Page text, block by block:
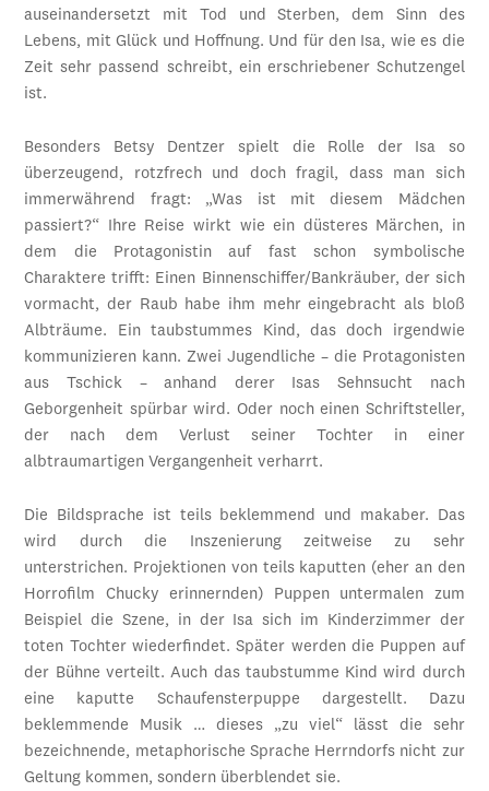
auseinandersetzt mit Tod und Sterben, dem Sinn des
Lebens, mit Glück und Hoffnung. Und für den Isa, wie es die
Zeit sehr passend schreibt, ein erschriebener Schutzengel
ist.
Besonders Betsy Dentzer spielt die Rolle der Isa so
überzeugend, rotzfrech und doch fragil, dass man sich
immerwährend fragt: „Was ist mit diesem Mädchen
passiert?“ Ihre Reise wirkt wie ein düsteres Märchen, in
dem die Protagonistin auf fast schon symbolische
Charaktere trifft: Einen Binnenschiffer/Bankräuber, der sich
vormacht, der Raub habe ihm mehr eingebracht als bloß
Albträume. Ein taubstummes Kind, das doch irgendwie
kommunizieren kann. Zwei Jugendliche – die Protagonisten
aus Tschick – anhand derer Isas Sehnsucht nach
Geborgenheit spürbar wird. Oder noch einen Schriftsteller,
der nach dem Verlust seiner Tochter in einer
albtraumartigen Vergangenheit verharrt.
Die Bildsprache ist teils beklemmend und makaber. Das
wird durch die Inszenierung zeitweise zu sehr
unterstrichen. Projektionen von teils kaputten (eher an den
Horrofilm Chucky erinnernden) Puppen untermalen zum
Beispiel die Szene, in der Isa sich im Kinderzimmer der
toten Tochter wiederfindet. Später werden die Puppen auf
der Bühne verteilt. Auch das taubstumme Kind wird durch
eine kaputte Schaufensterpuppe dargestellt. Dazu
beklemmende Musik … dieses „zu viel“ lässt die sehr
bezeichnende, metaphorische Sprache Herrndorfs nicht zur
Geltung kommen, sondern überblendet sie.